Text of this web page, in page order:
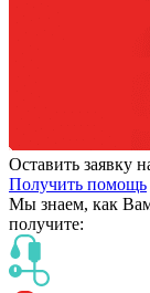
Оставить заявку
Получить помощь
Мы знаем, как
получите: